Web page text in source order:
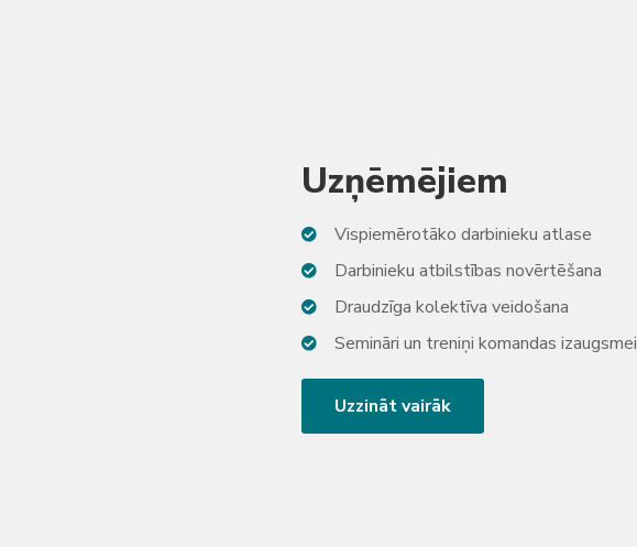
Uzņēmējiem
Vispiemērotāko darbinieku atlase
Darbinieku atbilstības novērtēšana
Draudzīga kolektīva veidošana
Semināri un treniņi komandas izaugsmei
Uzzināt vairāk